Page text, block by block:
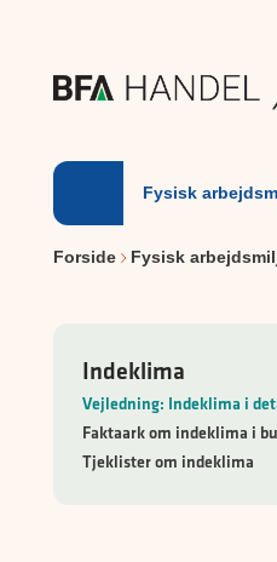
Fysisk
Forside Fysisk
Indeklima
Vejledning: Indeklima i
Faktaark om indeklima i
Tjeklister om indeklima